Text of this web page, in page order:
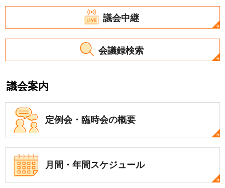
議会中継
会議録検索
議会案内
定例会・ 臨時会の概要
月間・年間 スケジュール